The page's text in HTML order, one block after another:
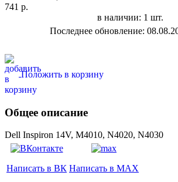
741 р.
в наличии: 1 шт.
Последнее обновление:
Положить в корзину
Общее описание
Dell Inspiron 14V, M4010, N4020, N4030
Написать в ВК Написать в MAX